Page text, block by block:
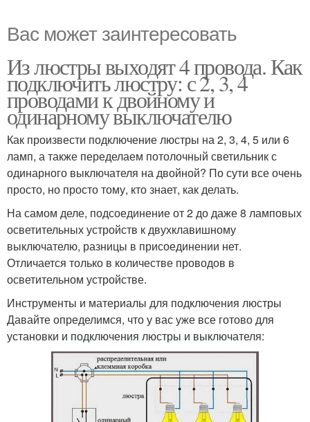
Вас может заинтересовать
Из люстры выходят 4 провода. Как
подключить люстру: с 2, 3, 4
проводами к двойному и
одинарному выключателю
Как произвести подключение люстры на 2, 3, 4, 5 или 6
ламп, а также переделаем потолочный светильник с
одинарного выключателя на двойной? По сути все очень
просто, но просто тому, кто знает, как делать.
На самом деле, подсоединение от 2 до даже 8 ламповых
осветительных устройств к двухклавишному
выключателю, разницы в присоединении нет.
Отличается только в количестве проводов в
осветительном устройстве.
Инструменты и материалы для подключения люстры
Давайте определимся, что у вас уже все готово для
установки и подключения люстры и выключателя: